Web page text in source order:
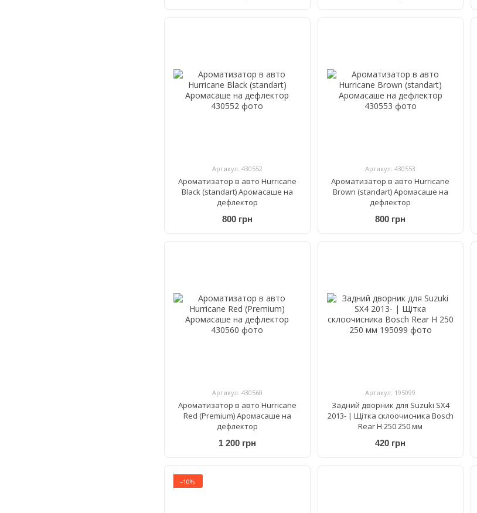
Артикул: 430552
Ароматизатор в авто Hurricane
Black (standart) Аромасаше на
дефлектор
800 грн
Артикул: 430553
Ароматизатор в авто Hurricane
Brown (standart) Аромасаше на
дефлектор
800 грн
Артикул: 430560
Ароматизатор в авто Hurricane
Red (Premium) Аромасаше на
дефлектор
1 200 грн
Артикул: 195099
Задний дворник для Suzuki SX4
2013- | Щітка склоочисника Bosch
Rear H 250 250 мм
420 грн
−10%